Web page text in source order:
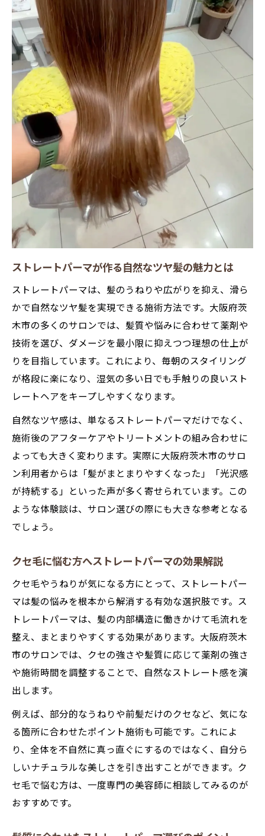
茨木市で注目される髪質改善ストレートパ
ダメージを抑えたストレートパーマの選び
方
ストレートパーマ技術で理想の髪質に近づ
く方法
髪質改善を目指すならストレートパーマが
最適
茨木市から始める理想のヘアスタイル探し
ストレートパーマで叶える理想のヘアスタ
イル
茨木市で人気のストレートパーマ活用テク
ニック
授
ストレートパーマで毎日が楽しくなる理由
ヘアスタイルチェンジにストレートパーマ
が最適
ダメージを抑えるストレートパーマ体験談
訣
り
ストレートパーマ体験者が語る本音レビュ
駅近で通いやすい茨木市の美容選びポイント
ストレートパーマに最適な駅近美容の選び
方
通いやすさ重視のストレートパーマサロン
の魅力
駅近サロンで叶える時短ストレートパーマ
体験
心
駅近美容で気軽にストレートパーマを楽し
む方法
毎朝のセットが楽になるストレートパーマ活用
術
ストレートパーマで毎朝のスタイリングが
ストレートパーマが作る自然なツヤ髪の魅力とは
ストレートパーマは、髪のうねりや広がりを抑え、滑ら
かで自然なツヤ髪を実現できる施術方法です。大阪府茨
木市の多くのサロンでは、髪質や悩みに合わせて薬剤や
技術を選び、ダメージを最小限に抑えつつ理想の仕上が
りを目指しています。これにより、毎朝のスタイリング
が格段に楽になり、湿気の多い日でも手触りの良いスト
レートヘアをキープしやすくなります。
自然なツヤ感は、単なるストレートパーマだけでなく、
施術後のアフターケアやトリートメントの組み合わせに
よっても大きく変わります。実際に大阪府茨木市のサロ
ン利用者からは「髪がまとまりやすくなった」「光沢感
が持続する」といった声が多く寄せられています。この
ような体験談は、サロン選びの際にも大きな参考となる
でしょう。
クセ毛に悩む方へストレートパーマの効果解説
クセ毛やうねりが気になる方にとって、ストレートパー
マは髪の悩みを根本から解消する有効な選択肢です。ス
トレートパーマは、髪の内部構造に働きかけて毛流れを
整え、まとまりやすくする効果があります。大阪府茨木
市のサロンでは、クセの強さや髪質に応じて薬剤の強さ
や施術時間を調整することで、自然なストレート感を演
出します。
例えば、部分的なうねりや前髪だけのクセなど、気にな
る箇所に合わせたポイント施術も可能です。これによ
り、全体を不自然に真っ直ぐにするのではなく、自分ら
しいナチュラルな美しさを引き出すことができます。ク
セ毛で悩む方は、一度専門の美容師に相談してみるのが
おすすめです。